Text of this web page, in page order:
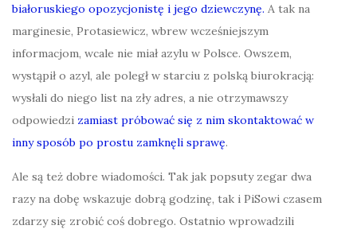
białoruskiego opozycjonistę i jego dziewczynę. A tak na
marginesie, Protasiewicz, wbrew wcześniejszym
informacjom, wcale nie miał azylu w Polsce. Owszem,
wystąpił o azyl, ale poległ w starciu z polską biurokracją:
wysłali do niego list na zły adres, a nie otrzymawszy
odpowiedzi zamiast próbować się z nim skontaktować w
inny sposób po prostu zamknęli sprawę.
Ale są też dobre wiadomości. Tak jak popsuty zegar dwa
razy na dobę wskazuje dobrą godzinę, tak i PiSowi czasem
zdarzy się zrobić coś dobrego. Ostatnio wprowadzili